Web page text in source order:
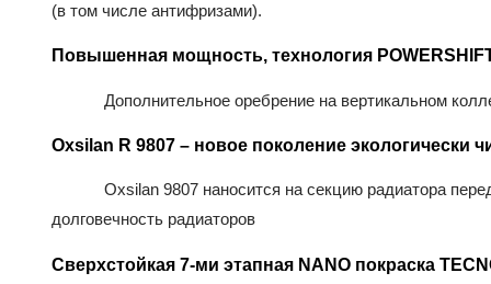
(в том числе антифризами).
Повышенная мощность, технология
Дополнительное оребрение на вертикальном
Oxsilan R 9807 – новое поколение
Oxsilan 9807 наносится на секцию радиатора
долговечность радиаторов
Сверхстойкая 7-ми этапная NANO покраска